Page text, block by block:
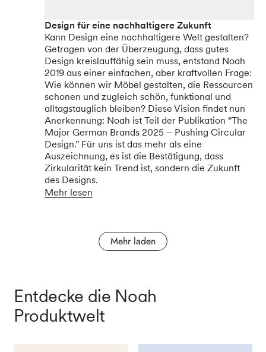
Design für eine nachhaltigere Zukunft
Kann Design eine nachhaltigere Welt gestalten?
Getragen von der Überzeugung, dass gutes
Design kreislauffähig sein muss, entstand Noah
2019 aus einer einfachen, aber kraftvollen Frage:
Wie können wir Möbel gestalten, die Ressourcen
schonen und zugleich schön, funktional und
alltagstauglich bleiben? Diese Vision findet nun
Anerkennung: Noah ist Teil der Publikation “The
Major German Brands 2025 – Pushing Circular
Design.” Für uns ist das mehr als eine
Auszeichnung, es ist die Bestätigung, dass
Zirkularität kein Trend ist, sondern die Zukunft
des Designs.
Mehr lesen
Mehr laden
Entdecke die Noah
Produktwelt